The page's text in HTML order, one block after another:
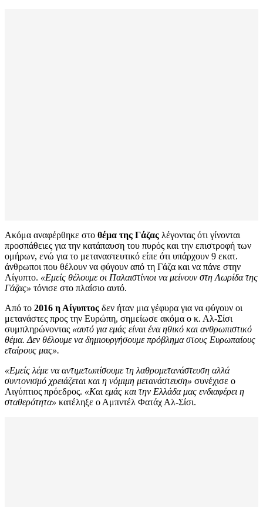
Ακόμα αναφέρθηκε στο θέμα της Γάζας λέγοντας ότι γίνονται
προσπάθειες για την κατάπαυση του πυρός και την επιστροφή των
ομήρων, ενώ για το μεταναστευτικό είπε ότι υπάρχουν 9 εκατ.
άνθρωποι που θέλουν να φύγουν από τη Γάζα και να πάνε στην
Αίγυπτο. «Εμείς θέλουμε οι Παλαιστίνιοι να μείνουν στη Λωρίδα της
Γάζας» τόνισε στο πλαίσιο αυτό.
Από το 2016 η Αίγυπτος δεν ήταν μια γέφυρα για να φύγουν οι
μετανάστες προς την Ευρώπη, σημείωσε ακόμα ο κ. Αλ-Σίσι
συμπληρώνοντας «αυτό για εμάς είναι ένα ηθικό και ανθρωπιστικό
θέμα. Δεν θέλουμε να δημιουργήσουμε πρόβλημα στους Ευρωπαίους
εταίρους μας».
«Εμείς λέμε να αντιμετωπίσουμε τη λαθρομετανάστευση αλλά
συντονισμό χρειάζεται και η νόμιμη μετανάστευση» συνέχισε ο
Αιγύπτιος πρόεδρος. «Και εμάς και την Ελλάδα μας ενδιαφέρει η
σταθερότητα» κατέληξε ο Αμπντέλ Φατάχ Αλ-Σίσι.